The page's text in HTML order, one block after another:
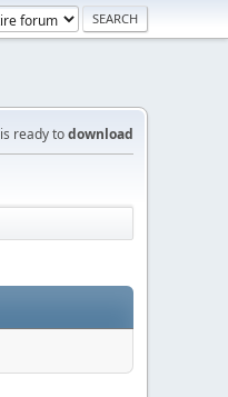
is ready todownload